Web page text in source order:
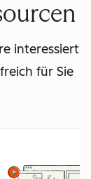
interessiert
für Sie